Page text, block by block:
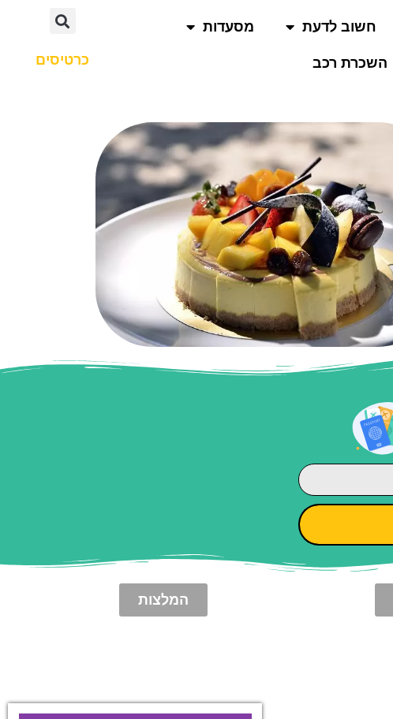
חשוב לדעת מסעדות
השכרת רכב כרטיסים
המלצות